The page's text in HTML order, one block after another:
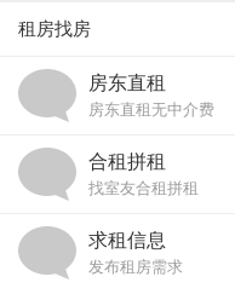
租房找房
房东直租
房东直租无中介费
合租拼租
找室友合租拼租
求租信息
发布租房需求